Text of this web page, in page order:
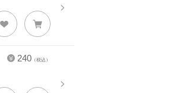
240 （税込）